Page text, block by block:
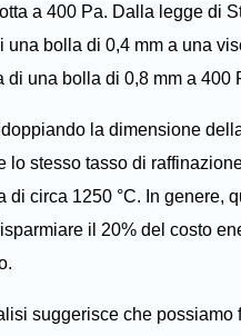
a 400 Pa. Dalla legge di
una bolla di 0,4 mm a una
di una bolla di 0,8 mm a 400
la dimensione
lo stesso tasso di
di circa 1250 °C. In genere,
il 20% del costo
suggerisce che possiamo